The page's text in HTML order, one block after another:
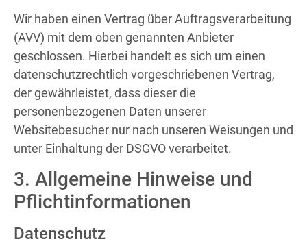
Wir haben einen Vertrag über Auftragsverarbeitung
(AVV) mit dem oben genannten Anbieter
geschlossen. Hierbei handelt es sich um einen
datenschutzrechtlich vorgeschriebenen Vertrag,
der gewährleistet, dass dieser die
personenbezogenen Daten unserer
Websitebesucher nur nach unseren Weisungen und
unter Einhaltung der DSGVO verarbeitet.
3. Allgemeine Hinweise und
Pflicht­informationen
Datenschutz